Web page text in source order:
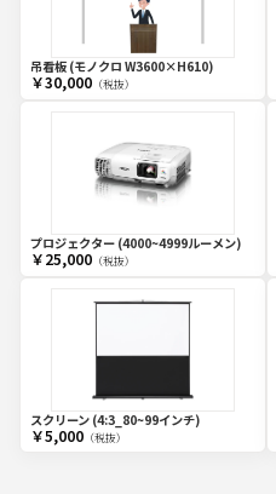
吊看板 (モノクロ W3600×H610)
￥30,000（税抜）
プロジェクター (4000~4999ルーメン)
￥25,000（税抜）
スクリーン (4:3_80~99インチ)
￥5,000（税抜）